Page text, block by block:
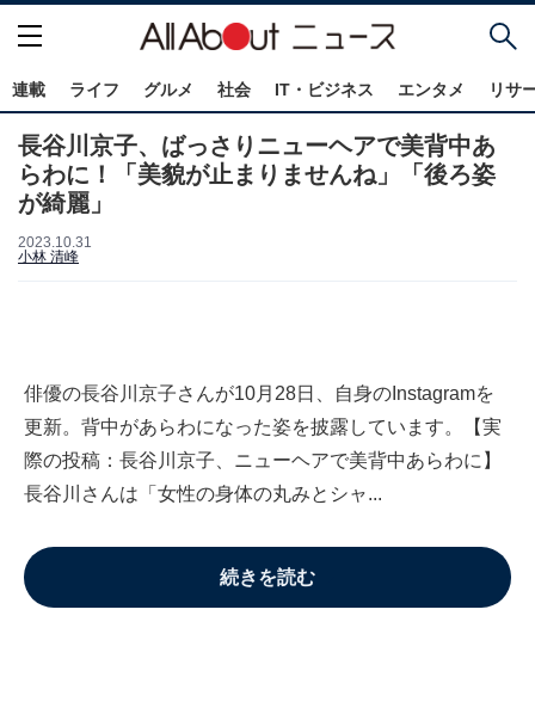
連載 ライフ グルメ 社会 IT・ビジネス エンタメ リサ
長谷川京子、ばっさりニューヘアで美背中あ
らわに！「美貌が止まりませんね」「後ろ姿
が綺麗」
2023.10.31
小林 清峰
俳優の長谷川京子さんが10月28日、自身のInstagramを
更新。背中があらわになった姿を披露しています。【実
際の投稿：長谷川京子、ニューヘアで美背中あらわに】
長谷川さんは「女性の身体の丸みとシャ...
続きを読む